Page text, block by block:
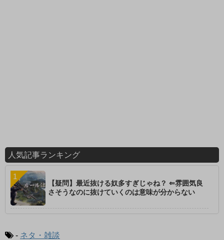
人気記事ランキング
【疑問】最近抜ける奴多すぎじゃね？ ⇐雰囲気良
さそうなのに抜けていくのは意味が分からない
- ネタ・雑談